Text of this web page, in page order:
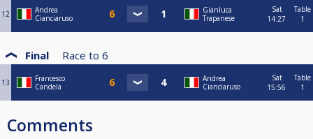
12
Andrea
Cianciaruso
Gianluca
Trapanese
Sat
14:27
Table
1
Final Race to 6
13
Francesco
Candela
Andrea
Cianciaruso
Sat
15:56
Table
1
Comments